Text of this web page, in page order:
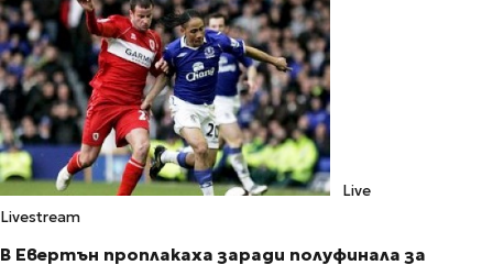
Live
Livestream
В Евертън проплакаха заради полуфинала за